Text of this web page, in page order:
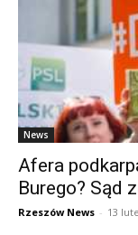
News
Afera
Burego? Sąd
Rzeszów News - 13